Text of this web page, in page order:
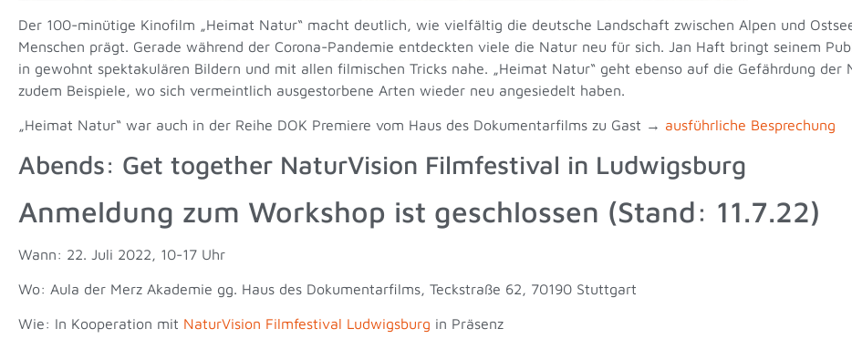
Der 100-minütige Kinofilm „Heimat Natur“ macht deutlich, wie vielfältig die deutsche Landschaft zwischen Alpen und
Menschen prägt. Gerade während der Corona-Pandemie entdeckten viele die Natur neu für sich. Jan Haft bringt seinem
in gewohnt spektakulären Bildern und mit allen filmischen Tricks nahe. „Heimat Natur“ geht ebenso auf die Gefährdung der
zudem Beispiele, wo sich vermeintlich ausgestorbene Arten wieder neu angesiedelt haben.
„Heimat Natur“ war auch in der Reihe DOK Premiere vom Haus des Dokumentarfilms zu Gast → ausführliche Besprechung
Abends: Get together NaturVision Filmfestival in Ludwigsburg
Anmeldung zum Workshop ist geschlossen (Stand: 11.7.22)
Wann: 22. Juli 2022, 10-17 Uhr
Wo: Aula der Merz Akademie gg. Haus des Dokumentarfilms, Teckstraße 62, 70190 Stuttgart
Wie: In Kooperation mit NaturVision Filmfestival Ludwigsburg in Präsenz